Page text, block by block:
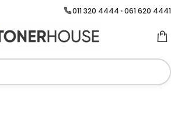
011 320 4444 •061 620 4441